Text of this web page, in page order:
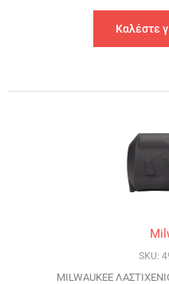
Καλέστε
SKU:
MILWAUKEE